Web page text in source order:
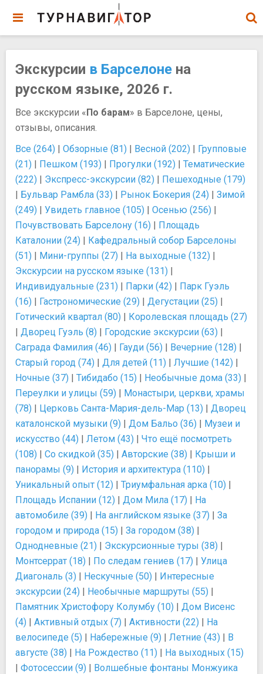
Экскурсии в Барселоне на
русском языке, 2026 г.
Все экскурсии «По барам» в Барселоне, цены,
отзывы, описания.
Все (264) | Обзорные (81) | Весной (202) | Групповые
(21) | Пешком (193) | Прогулки (192) | Тематические
(222) | Экспресс-экскурсии (82) | Пешеходные (179)
| Бульвар Рамбла (33) | Рынок Бокерия (24) | Зимой
(249) | Увидеть главное (105) | Осенью (256) |
Почувствовать Барселону (16) | Площадь
Каталонии (24) | Кафедральный собор Барселоны
(51) | Мини-группы (27) | На выходные (132) |
Экскурсии на русском языке (131) |
Индивидуальные (231) | Парки (42) | Парк Гуэль
(16) | Гастрономические (29) | Дегустации (25) |
Готический квартал (80) | Королевская площадь (27)
| Дворец Гуэль (8) | Городские экскурсии (63) |
Саграда Фамилия (46) | Гауди (56) | Вечерние (128) |
Старый город (74) | Для детей (11) | Лучшие (142) |
Ночные (37) | Тибидабо (15) | Необычные дома (33) |
Переулки и улицы (59) | Монастыри, церкви, храмы
(78) | Церковь Санта-Мария-дель-Мар (13) | Дворец
каталонской музыки (9) | Дом Бальо (36) | Музеи и
искусство (44) | Летом (43) | Что ещё посмотреть
(108) | Со скидкой (35) | Авторские (38) | Крыши и
панорамы (9) | История и архитектура (110) |
Уникальный опыт (12) | Триумфальная арка (10) |
Площадь Испании (12) | Дом Мила (17) | На
автомобиле (39) | На английском языке (37) | За
городом и природа (15) | За городом (38) |
Однодневные (21) | Экскурсионные туры (38) |
Монтсеррат (18) | По следам гениев (17) | Улица
Диагональ (3) | Нескучные (50) | Интересные
экскурсии (24) | Необычные маршруты (55) |
Памятник Христофору Колумбу (10) | Дом Висенс
(4) | Активный отдых (7) | Активности (22) | На
велосипеде (5) | Набережные (9) | Летние (43) | В
августе (38) | На Рождество (11) | На выходных (15)
| Фотосессии (9) | Волшебные фонтаны Монжуика